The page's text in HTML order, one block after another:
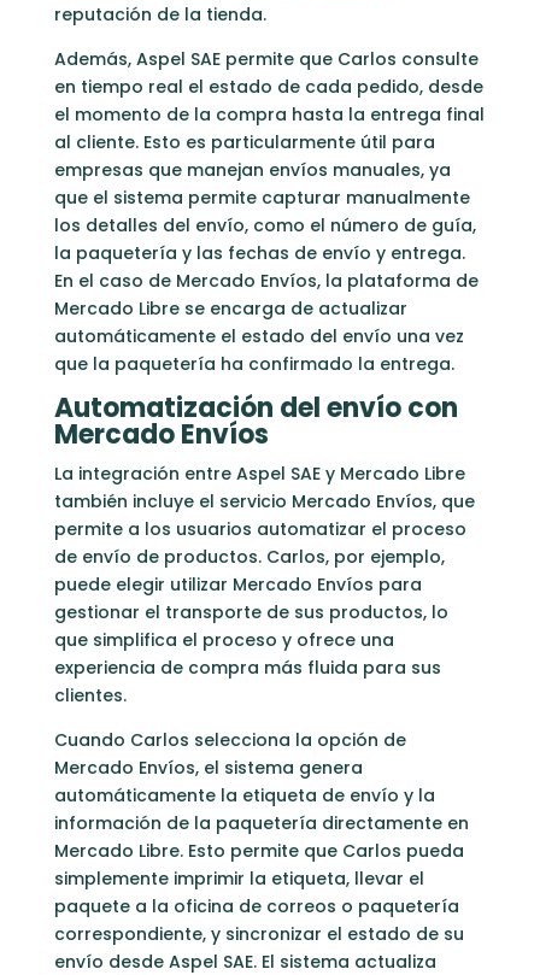
reputación de la tienda.
Además, Aspel SAE permite que Carlos consulte
en tiempo real el estado de cada pedido, desde
el momento de la compra hasta la entrega final
al cliente. Esto es particularmente útil para
empresas que manejan envíos manuales, ya
que el sistema permite capturar manualmente
los detalles del envío, como el número de guía,
la paquetería y las fechas de envío y entrega.
En el caso de Mercado Envíos, la plataforma de
Mercado Libre se encarga de actualizar
automáticamente el estado del envío una vez
que la paquetería ha confirmado la entrega.
Automatización del envío con
Mercado Envíos
La integración entre Aspel SAE y Mercado Libre
también incluye el servicio Mercado Envíos, que
permite a los usuarios automatizar el proceso
de envío de productos. Carlos, por ejemplo,
puede elegir utilizar Mercado Envíos para
gestionar el transporte de sus productos, lo
que simplifica el proceso y ofrece una
experiencia de compra más fluida para sus
clientes.
Cuando Carlos selecciona la opción de
Mercado Envíos, el sistema genera
automáticamente la etiqueta de envío y la
información de la paquetería directamente en
Mercado Libre. Esto permite que Carlos pueda
simplemente imprimir la etiqueta, llevar el
paquete a la oficina de correos o paquetería
correspondiente, y sincronizar el estado de su
envío desde Aspel SAE. El sistema actualiza